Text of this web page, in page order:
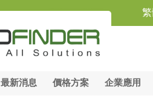
最新消息 價格方案 企業應用